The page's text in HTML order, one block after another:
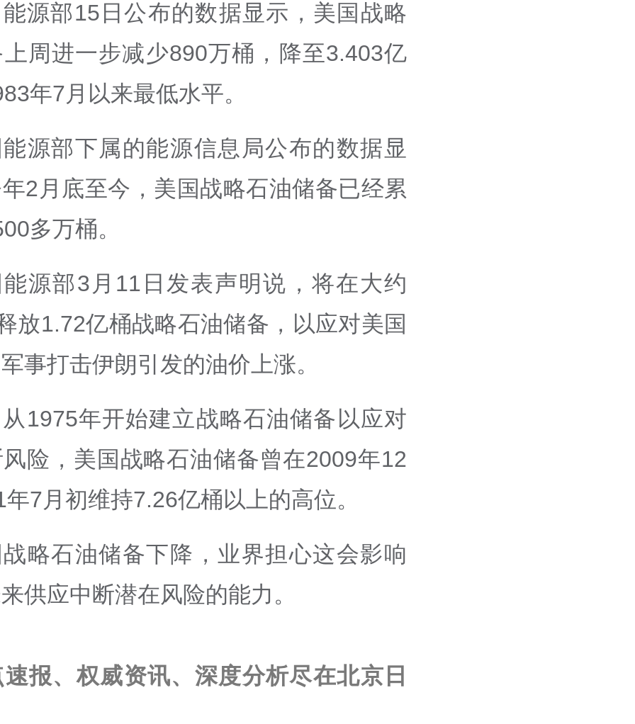
源部15日公布的数据显示，美国战略
周进一步减少890万桶，降至3.403亿
年7月以来最低水平。
源部下属的能源信息局公布的数据显
2月底至今，美国战略石油储备已经累
多万桶。
源部3月11日发表声明说，将在大约
放1.72亿桶战略石油储备，以应对美国
事打击伊朗引发的油价上涨。
1975年开始建立战略石油储备以应对
险，美国战略石油储备曾在2009年12
7月初维持7.26亿桶以上的高位。
略石油储备下降，业界担心这会影响
供应中断潜在风险的能力。
报、权威资讯、深度分析尽在北京日